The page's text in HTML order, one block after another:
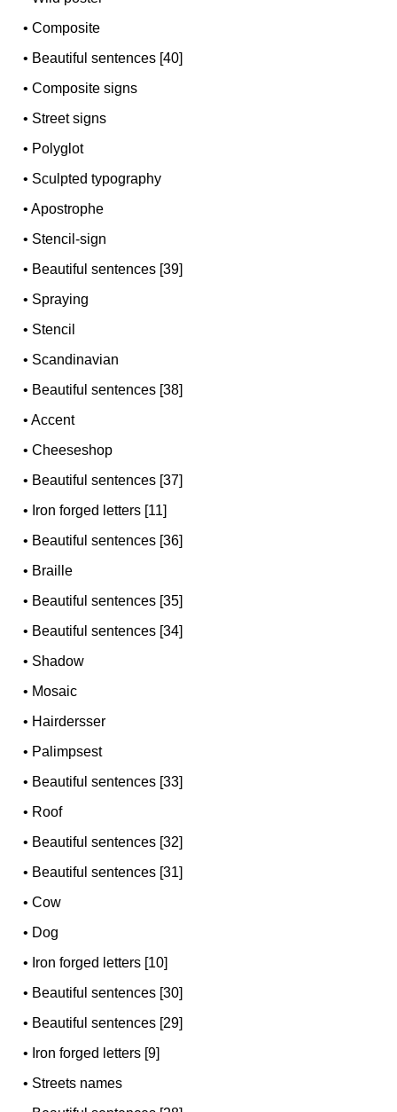
•Composite
• Beautiful sentences [40]
•Composite signs
• Street signs
• Polyglot
• Sculpted typography
•Apostrophe
• Stencil-sign
• Beautiful sentences [39]
• Spraying
• Stencil
• Scandinavian
• Beautiful sentences [38]
•Accent
•Cheeseshop
• Beautiful sentences [37]
• Iron forged letters [11]
• Beautiful sentences [36]
• Braille
• Beautiful sentences [35]
• Beautiful sentences [34]
• Shadow
• Mosaic
• Hairdersser
• Palimpsest
• Beautiful sentences [33]
• Roof
• Beautiful sentences [32]
• Beautiful sentences [31]
•Cow
• Dog
• Iron forged letters [10]
• Beautiful sentences [30]
• Beautiful sentences [29]
• Iron forged letters [9]
• Streets names